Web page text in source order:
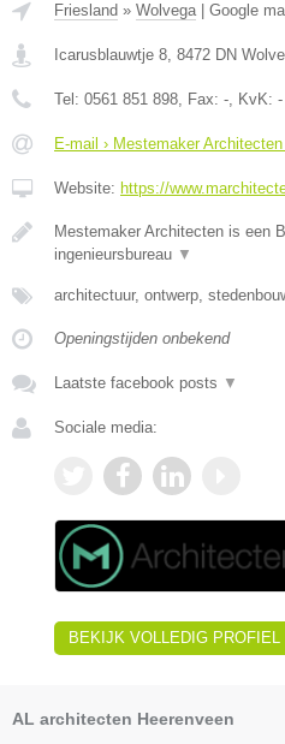
Friesland » Wolvega| Google
Icarusblauwtje 8, 8472 DN
Tel: 0561 851 898, Fax: -, KvK: -
E-mail › Mestemaker
Website: https://
Mestemaker Architecten is een
ingenieursbureau ▼
architectuur, ontwerp,
Openingstijden onbekend
Laatste facebook posts ▼
Sociale media:
BEKIJK VOLLEDIG PROFIEL
AL architecten Heerenveen